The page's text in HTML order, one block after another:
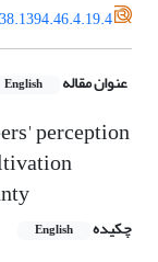
عنوان مقاله English
perception
چکیده English